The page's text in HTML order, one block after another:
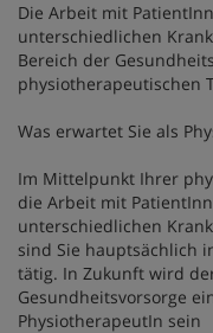
Die Arbeit mit
unterschiedlichen
Bereich der
physiotherapeutischen
Was erwartet Sie als
Im Mittelpunkt Ihrer
die Arbeit mit
unterschiedlichen
sind Sie hauptsächlich
tätig. In Zukunft wird
Gesundheitsvorsorge
PhysiotherapeutIn sein